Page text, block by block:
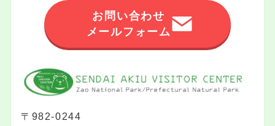
お問い合わせ
メールフォーム
〒982-0244